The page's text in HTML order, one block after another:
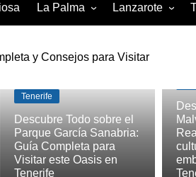
La Palma Lanzarote
Guía completa y consejos útiles
Tenerife
Descubre Todo sobre el
Parque García Sanabria:
Guía Completa para
Visitar este Oasis en
Tenerife